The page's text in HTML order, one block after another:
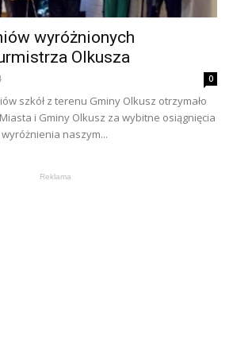
wyróżnionych
Olkusza
0
szkół z terenu Gminy Olkusz otrzymało
i Gminy Olkusz za wybitne osiągnięcia
naszym...
Reklama